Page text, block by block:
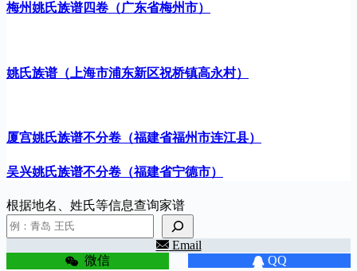
梅州姚氏族谱四卷（广东省梅州市）
姚氏族谱（上海市浦东新区祝桥镇高永村）
厦宫姚氏族谱不分卷（福建省福州市连江县）
吴兴姚氏族谱不分卷（福建省宁德市）
根据地名、姓氏等信息查询家谱
Email
微信 QQ